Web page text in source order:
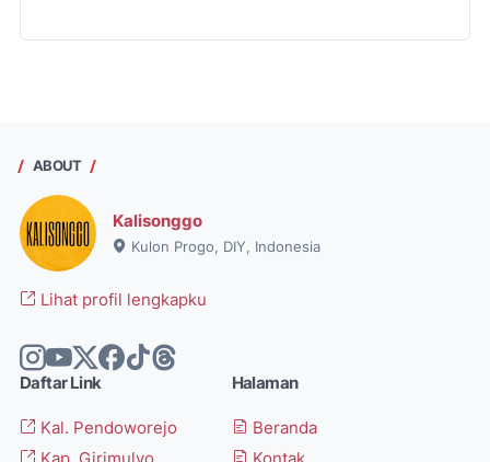
ABOUT
Kalisonggo
Kulon Progo, DIY, Indonesia
Lihat profil lengkapku
Daftar Link
Kal. Pendoworejo
Halaman
Beranda